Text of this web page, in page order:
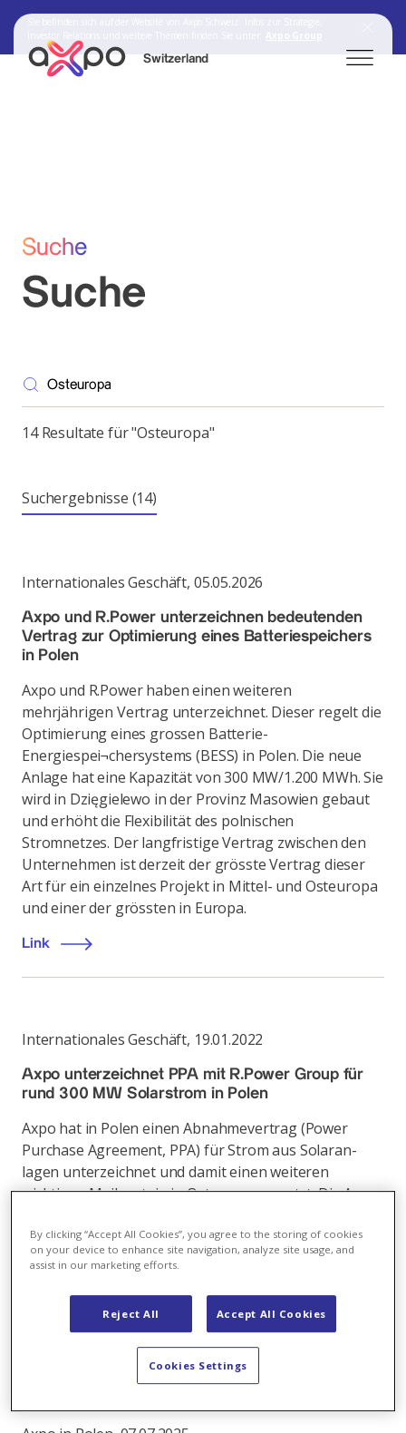
Switzerland
Suche
Suche
14 Resultate für "Osteuropa"
Suchergebnisse (14)
Internationales Geschäft, 05.05.2026
Axpo und R.Power unterzeichnen bedeutenden
Vertrag zur Optimierung eines Batteriespeichers
in Polen
Axpo und R.Power haben einen weiteren
mehrjährigen Vertrag unterzeichnet. Dieser regelt die
Optimierung eines grossen Batterie-
Energiespei¬chersystems (BESS) in Polen. Die neue
Anlage hat eine Kapazität von 300 MW/1.200 MWh. Sie
wird in Dzięgielewo in der Provinz Masowien gebaut
und erhöht die Flexibilität des polnischen
Stromnetzes. Der langfristige Vertrag zwischen den
Unternehmen ist derzeit der grösste Vertrag dieser
Art für ein einzelnes Projekt in Mittel- und Osteuropa
und einer der grössten in Europa.
Link
Internationales Geschäft, 19.01.2022
Axpo unterzeichnet PPA mit R.Power Group für
rund 300 MW Solarstrom in Polen
Axpo hat in Polen einen Abnahmevertrag (Power
Purchase Agreement, PPA) für Strom aus Solaran-
lagen unterzeichnet und damit einen weiteren
wichtigen Meilenstein in Osteuropa gesetzt. Die Axpo
Strom aus den Solaranlagen von R.Power Group,
einem der am schnellsten wachsenden
vermarkten.
By clicking “Accept All Cookies”, you agree to the storing of cookies
on your device to enhance site navigation, analyze site usage, and
assist in our marketing efforts.
Reject All Accept All Cookies
Cookies Settings